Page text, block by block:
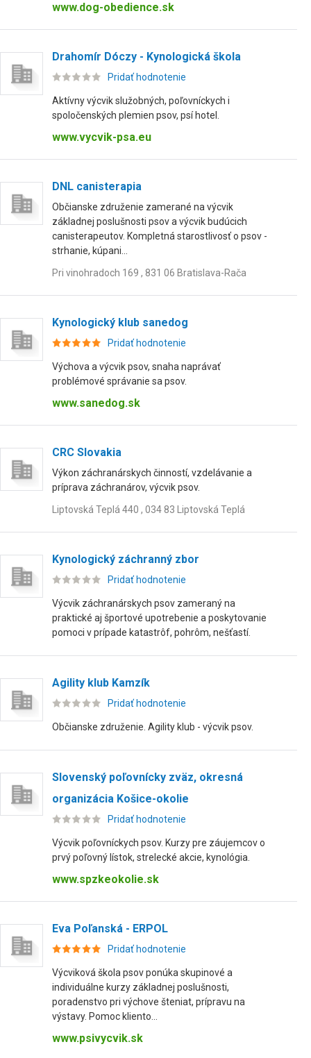
www.dog-obedience.sk
Drahomír Dóczy - Kynologická škola
Pridať hodnotenie
Aktívny výcvik služobných, poľovníckych i
spoločenských plemien psov, psí hotel.
www.vycvik-psa.eu
DNL canisterapia
Občianske združenie zamerané na výcvik
základnej poslušnosti psov a výcvik budúcich
canisterapeutov. Kompletná starostlivosť o psov -
strhanie, kúpani...
Pri vinohradoch 169 , 831 06 Bratislava-Rača
Kynologický klub sanedog
Pridať hodnotenie
Výchova a výcvik psov, snaha naprávať
problémové správanie sa psov.
www.sanedog.sk
CRC Slovakia
Výkon záchranárskych činností, vzdelávanie a
príprava záchranárov, výcvik psov.
Liptovská Teplá 440 , 034 83 Liptovská Teplá
Kynologický záchranný zbor
Pridať hodnotenie
Výcvik záchranárskych psov zameraný na
praktické aj športové upotrebenie a poskytovanie
pomoci v prípade katastrôf, pohrôm, nešťastí.
Agility klub Kamzík
Pridať hodnotenie
Občianske združenie. Agility klub - výcvik psov.
Slovenský poľovnícky zväz, okresná
organizácia Košice-okolie
Pridať hodnotenie
Výcvik poľovníckych psov. Kurzy pre záujemcov o
prvý poľovný lístok, strelecké akcie, kynológia.
www.spzkeokolie.sk
Eva Poľanská - ERPOL
Pridať hodnotenie
Výcviková škola psov ponúka skupinové a
individuálne kurzy základnej poslušnosti,
poradenstvo pri výchove šteniat, prípravu na
výstavy. Pomoc kliento...
www.psivycvik.sk